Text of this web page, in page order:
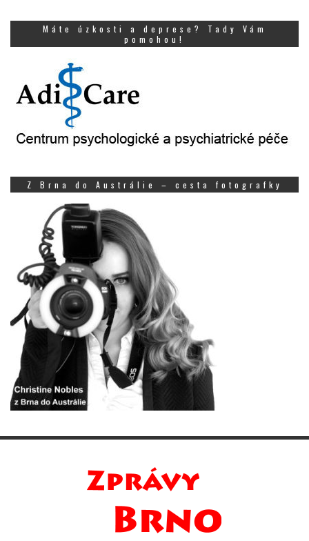
Máte úzkosti a deprese? Tady Vám
pomohou!
Z Brna do Austrálie – cesta fotografky